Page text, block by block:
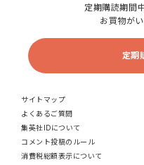
定期購読期間
お買物が
定期
サイトマップ
よくあるご質問
集英社IDについて
コメント投稿のルール
消費税総額表示について